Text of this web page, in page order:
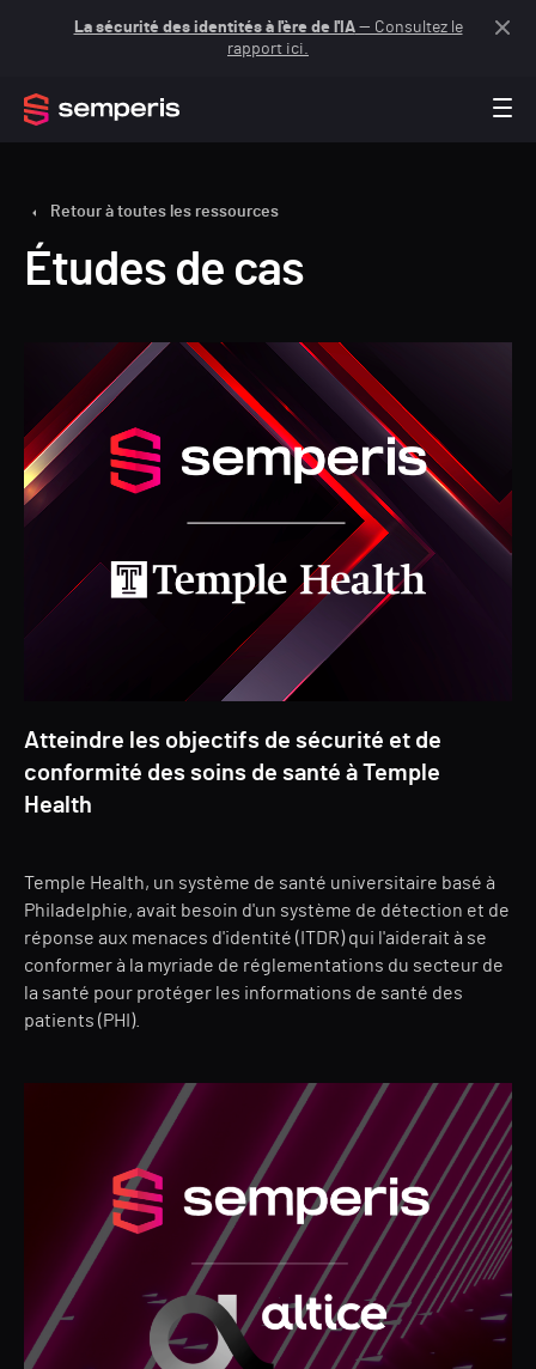
La sécurité des identités à l'ère de l'IA— Consultez le
rapport ici.
Retour à toutes les ressources
Études de cas
Atteindre les objectifs de sécurité et de
conformité des soins de santé à Temple
Health
Temple Health, un système de santé universitaire basé à
Philadelphie, avait besoin d'un système de détection et de
réponse aux menaces d'identité (ITDR) qui l'aiderait à se
conformer à la myriade de réglementations du secteur de
la santé pour protéger les informations de santé des
patients (PHI).